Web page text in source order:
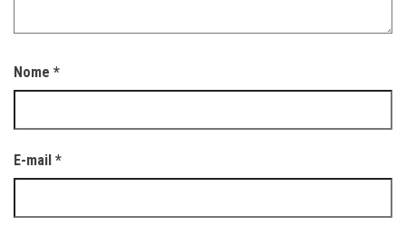
Nome *
E-mail *